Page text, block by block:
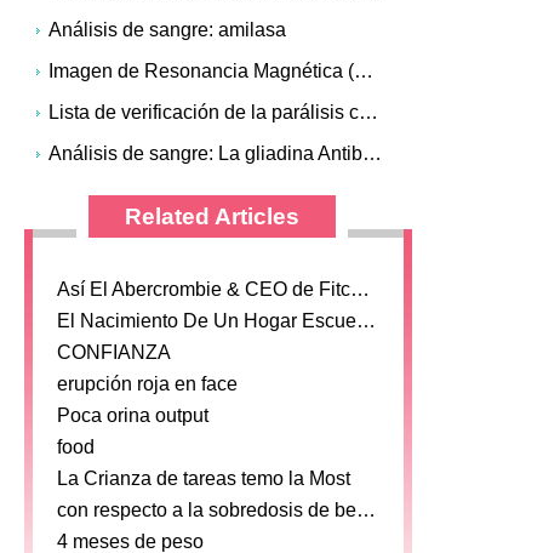
Cuando estos síntomas ocurren a menudo o que no
Análisis de sangre: amilasa
Imagen de Resonancia Magnética (MRI)
Lista de verificación de la parálisis cerebral: Los bebés y niños en edad preescolar
Análisis de sangre: La gliadina Antibodies
Related Articles
Así El Abercrombie & CEO de Fitch Le gusta caliente y las personas delgadas, esto es nuevo?
El Nacimiento De Un Hogar Escuela lecciones de la escuela hogar libre Lesson
CONFIANZA
erupción roja en face
Poca orina output
food
La Crianza de tareas temo la Most
con respecto a la sobredosis de becousles syrup
4 meses de peso